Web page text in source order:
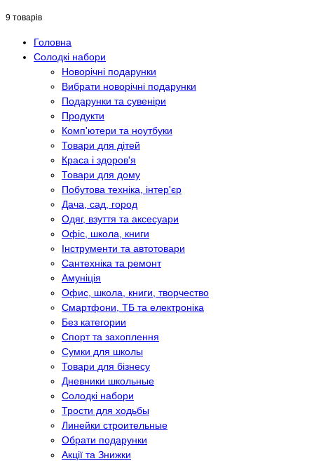
9 товарів
Головна
Солодкі набори
Новорічні подарунки
Вибрати новорічні подарунки
Подарунки та сувеніри
Продукти
Комп'ютери та ноутбуки
Товари для дітей
Краса і здоров'я
Товари для дому
Побутова техніка, інтер'єр
Дача, сад, город
Одяг, взуття та аксесуари
Офіс, школа, книги
Інструменти та автотовари
Сантехніка та ремонт
Амуніція
Офис, школа, книги, творчество
Смартфони, ТБ та електроніка
Без категории
Спорт та захоплення
Сумки для школы
Товари для бізнесу
Дневники школьные
Солодкі набори
Трости для ходьбы
Линейки строительные
Обрати подарунки
Акції та Знижки